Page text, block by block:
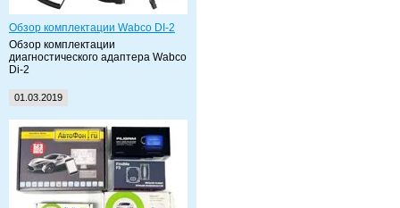
Обзор комплектации Wabco DI-2
Обзор комплектации
диагностического адаптера Wabco
Di-2
01.03.2019